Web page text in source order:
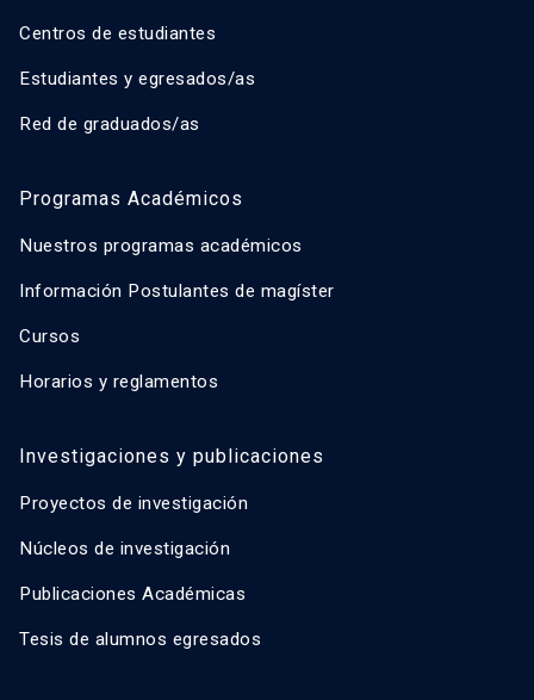
Centros de estudiantes
Estudiantes y egresados/as
Red de graduados/as
Programas Académicos
Nuestros programas académicos
Información Postulantes de magíster
Cursos
Horarios y reglamentos
Investigaciones y publicaciones
Proyectos de investigación
Núcleos de investigación
Publicaciones Académicas
Tesis de alumnos egresados